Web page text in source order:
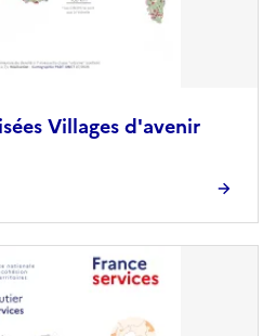
Villages d'avenir